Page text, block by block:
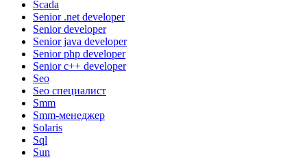
Scada
Senior .net developer
Senior developer
Senior java developer
Senior php developer
Senior с++ developer
Seo
Seo специалист
Smm
Smm-менеджер
Solaris
Sql
Sun